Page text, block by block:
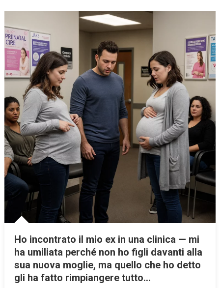
Ho incontrato il mio ex in una clinica — mi
ha umiliata perché non ho figli davanti alla
sua nuova moglie, ma quello che ho detto
gli ha fatto rimpiangere tutto…